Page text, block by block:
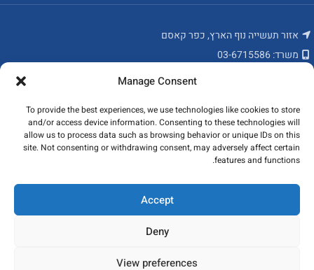
Manage Consent
To provide the best experiences, we use technologies like cookies to store
and/or access device information. Consenting to these technologies will
allow us to process data such as browsing behavior or unique IDs on this
site. Not consenting or withdrawing consent, may adversely affect certain
features and functions.
Accept
Deny
View preferences
אזור תעשייה נוף הארץ, כפר קאסם
משרד: 03-6715586
מאמרים אחרונים
המוצרים שלנו
ניווט מהיר
כל הזכויות שמורות לקובי פרופילים ונגישות בע"מ 2023